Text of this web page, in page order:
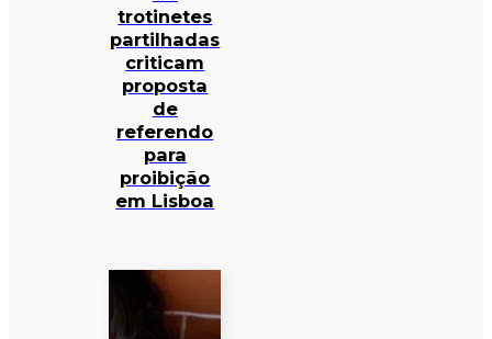
trotinetes
partilhadas
criticam
proposta
de
referendo
para
proibição
em Lisboa